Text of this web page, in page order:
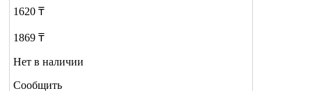
1620 ₸
1869 ₸
Нет в наличии
Сообщить